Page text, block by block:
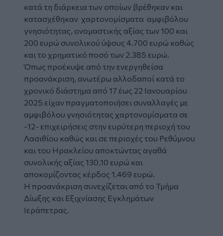
κατά τη διάρκεια των οποίων βρέθηκαν και
κατασχέθηκαν χαρτονομίσματα αμφιβόλου
γνησιότητας, ονομαστικής αξίας των 100 και
200 ευρώ συνολικού ύψους 4.700 ευρώ καθώς
και το χρηματικό ποσό των 2.385 ευρώ.
Όπως προέκυψε από την ενεργηθείσα
προανάκριση, ανωτέρω αλλοδαποί κατά το
χρονικό διάστημα από 17 έως 22 Ιανουαρίου
2025 είχαν πραγματοποιήσει συναλλαγές με
αμφιβόλου γνησιότητας χαρτονομίσματα σε
-12- επιχειρήσεις στην ευρύτερη περιοχή του
Λασιθίου καθώς και σε περιοχές του Ρεθύμνου
και του Ηρακλείου αποκτώντας αγαθά
συνολικής αξίας 130,10 ευρώ και
αποκομίζοντας κέρδος 1.469 ευρώ.
Η προανάκριση συνεχίζεται από το Τμήμα
Δίωξης και Εξιχνίασης Εγκλημάτων
Ιεράπετρας.